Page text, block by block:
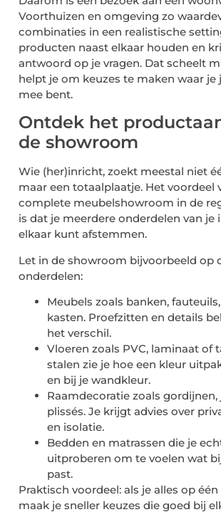
Voorthuizen en omgeving zo
combinaties in een realistische
producten naast elkaar houden en
antwoord op je vragen. Dat scheelt
helpt je om keuzes te maken waar je
mee bent.
Ontdek het
de showroom
Wie (her)inricht, zoekt meestal niet
maar een totaalplaatje. Het voordeel
complete meubelshowroom in de
is dat je meerdere onderdelen van je
elkaar kunt afstemmen.
Let in de showroom bijvoorbeeld op
onderdelen:
Meubels zoals banken,
kasten. Proefzitten en details
het verschil.
Vloeren zoals PVC, laminaat of
stalen zie je hoe een kleur
en bij je wandkleur.
Raamdecoratie zoals gordijnen,
plissés. Je krijgt advies over
en isolatie.
Bedden en matrassen die je
uitproberen om te voelen wat
past.
Praktisch voordeel: als je alles op
maak je sneller keuzes die goed bij